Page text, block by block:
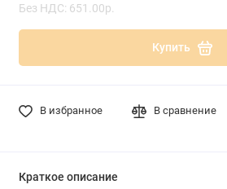
Без НДС: 651.00р.
Купить
В избранное В сравнение
Краткое описание